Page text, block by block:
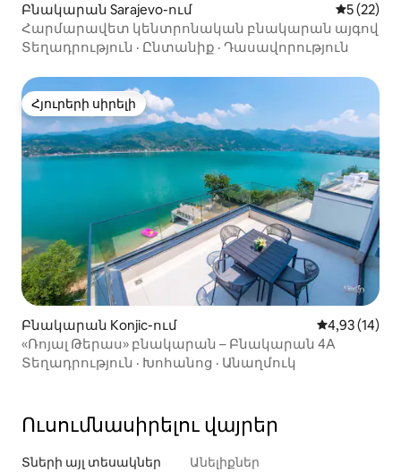
Բնակարան Sarajevo-ում Միջին
5 (22)
Հարմարավետ կենտրոնական բնակարան այգով
Տեղադրություն · Ընտանիք · Դասավորություն
Հյուրերի սիրելի
Հյուրերի սիրելի
Բնակարան Konjic-ում Միջին
4,93 (14)
«Ռոյալ Թերաս» բնակարան – Բնակարան 4A
Տեղադրություն · Խոհանոց · Անաղմուկ
Ուսումնասիրելու վայրեր
Տների այլ տեսակներ Անելիքներ